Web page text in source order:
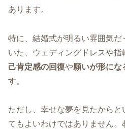
あります。
特に、結婚式が明るい雰囲気
いた、ウェディングドレスや指
己肯定感の回復や願いが形にな
す。
ただし、幸せな夢を見たからと
てもよいわけではありません